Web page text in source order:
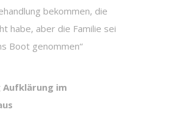
bekommen, die
habe, aber die Familie sei
Boot genommen“
Aufklärung im